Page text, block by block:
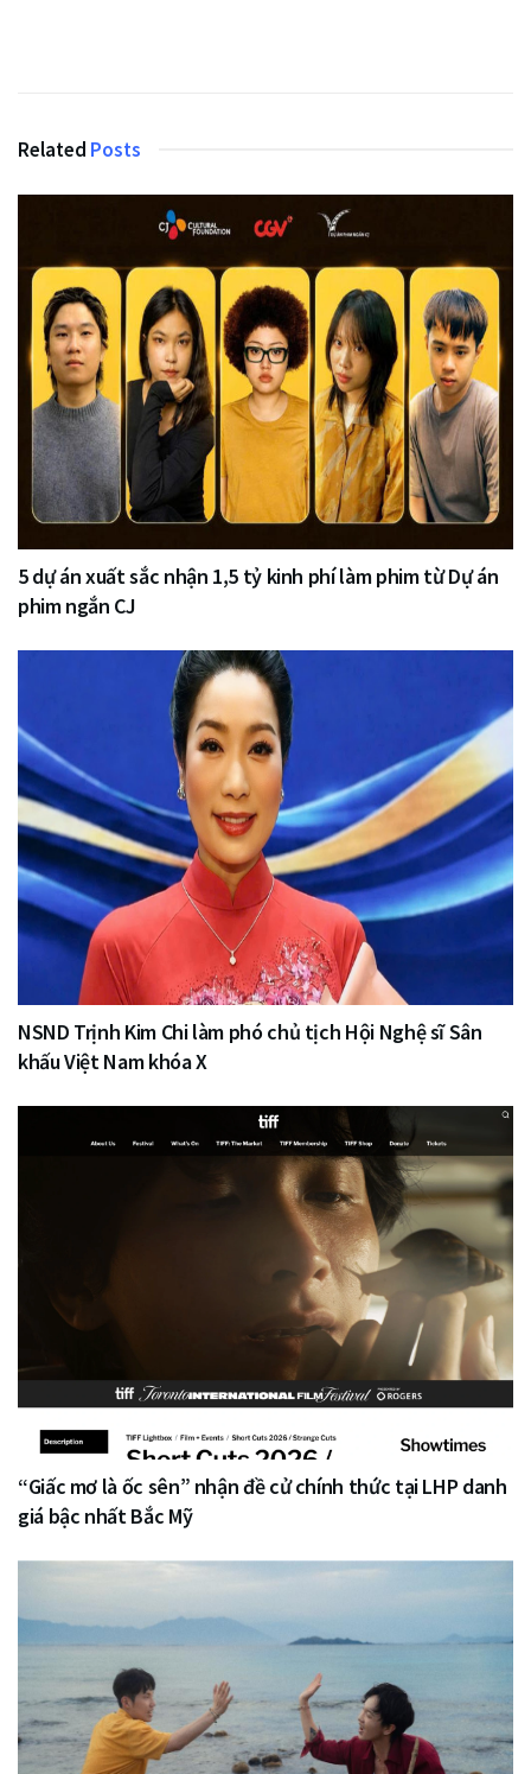
Related Posts
5 dự án xuất sắc nhận 1,5 tỷ kinh phí làm phim từ Dự án
phim ngắn CJ
NSND Trịnh Kim Chi làm phó chủ tịch Hội Nghệ sĩ Sân
khấu Việt Nam khóa X
“Giấc mơ là ốc sên” nhận đề cử chính thức tại LHP danh
giá bậc nhất Bắc Mỹ